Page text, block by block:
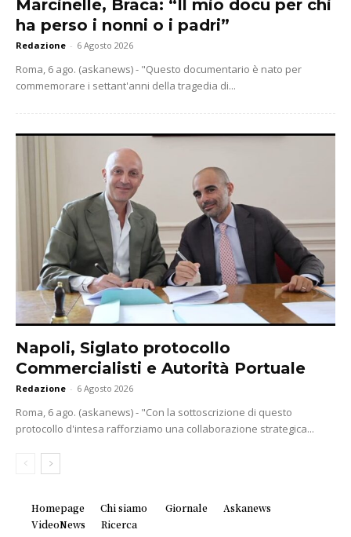
Marcinelle, Braca: “Il mio docu per chi
ha perso i nonni o i padri”
Redazione - 6 Agosto 2026
Roma, 6 ago. (askanews) - "Questo documentario è nato per
commemorare i settant'anni della tragedia di...
Napoli, Siglato protocollo
Commercialisti e Autorità Portuale
Redazione - 6 Agosto 2026
Roma, 6 ago. (askanews) - "Con la sottoscrizione di questo
protocollo d'intesa rafforziamo una collaborazione strategica...
Homepage Chi siamo Giornale
Askanews
VideoNews
Ricerca